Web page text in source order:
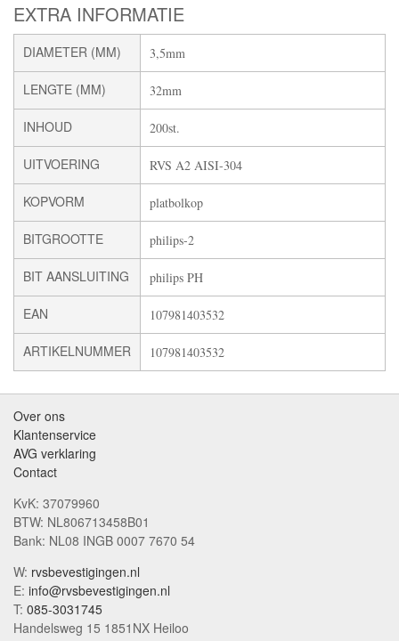
EXTRA INFORMATIE
DIAMETER (MM) 3,5mm
LENGTE (MM) 32mm
INHOUD 200st.
UITVOERING RVS A2 AISI-304
KOPVORM platbolkop
BITGROOTTE philips-2
BIT AANSLUITING philips PH
EAN 107981403532
ARTIKELNUMMER 107981403532
Over ons
Klantenservice
AVG verklaring
Contact
KvK: 37079960
BTW: NL806713458B01
Bank: NL08 INGB 0007 7670 54
W: rvsbevestigingen.nl
E: info@rvsbevestigingen.nl
T: 085-3031745
Handelsweg 15 1851NX Heiloo